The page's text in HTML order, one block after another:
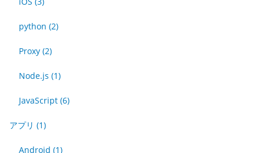
python (2)
Proxy (2)
Node.js (1)
JavaScript (6)
アプリ (1)
Android (1)